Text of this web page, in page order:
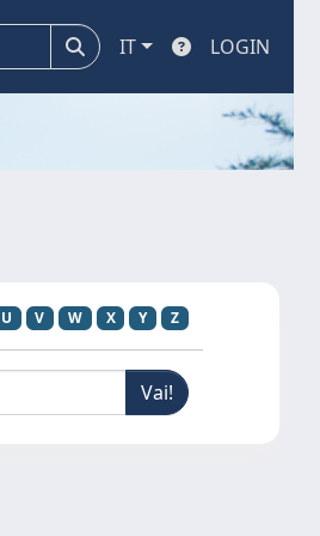
IT LOGIN
U V W X Y Z